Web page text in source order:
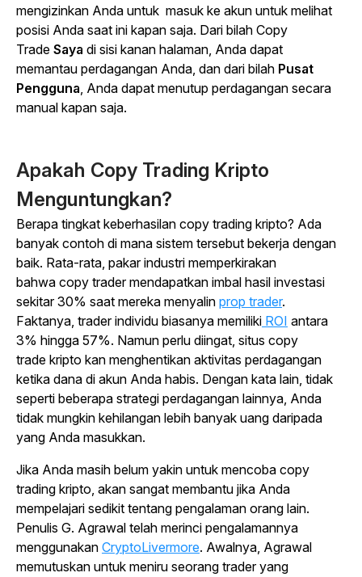
mengizinkan Anda untuk masuk ke akun untuk melihat
posisi Anda saat ini kapan saja. Dari bilah Copy
Trade Saya di sisi kanan halaman, Anda dapat
memantau perdagangan Anda, dan dari bilah Pusat
Pengguna, Anda dapat menutup perdagangan secara
manual kapan saja.
Apakah Copy Trading Kripto
Menguntungkan?
Berapa tingkat keberhasilan copy trading kripto? Ada
banyak contoh di mana sistem tersebut bekerja dengan
baik. Rata-rata, pakar industri memperkirakan
bahwa copy tradermendapatkan imbal hasil investasi
sekitar 30% saat mereka menyalin prop trader.
Faktanya, traderindividu biasanya memiliki ROI antara
3% hingga 57%. Namun perlu diingat, situs copy
trade kripto kan menghentikan aktivitas perdagangan
ketika dana di akun Anda habis. Dengan kata lain, tidak
seperti beberapa strategi perdagangan lainnya, Anda
tidak mungkin kehilangan lebih banyak uang daripada
yang Anda masukkan.
Jika Anda masih belum yakin untuk mencoba copy
trading kripto, akan sangat membantu jika Anda
mempelajari sedikit tentang pengalaman orang lain.
Penulis G. Agrawal telah merinci pengalamannya
menggunakan CryptoLivermore. Awalnya, Agrawal
memutuskan untuk meniru seorang traderyang